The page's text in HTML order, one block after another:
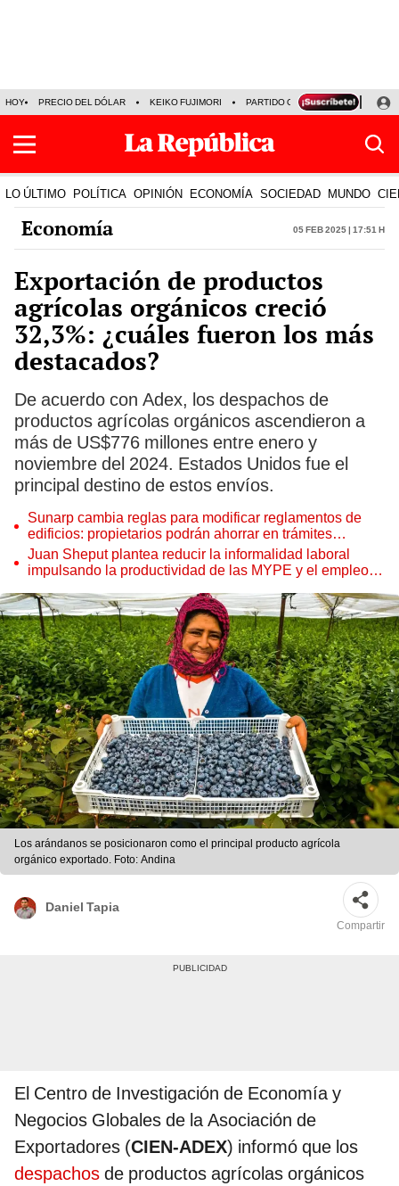
HOY PRECIO DEL DÓLAR KEIKO FUJIMORI PARTIDO OBRAS ARMONÍA 10
LO ÚLTIMO POLÍTICA OPINIÓN ECONOMÍA SOCIEDAD MUNDO
Economía 05 Feb 2025 | 17:51 h
Exportación de productos
agrícolas orgánicos creció
32,3%: ¿cuáles fueron los más
destacados?
De acuerdo con Adex, los despachos de
productos agrícolas orgánicos ascendieron a
más de US$776 millones entre enero y
noviembre del 2024. Estados Unidos fue el
principal destino de estos envíos.
Sunarp cambia reglas para modificar reglamentos de
edificios: propietarios podrán ahorrar en trámites
notariales
Juan Sheput plantea reducir la informalidad laboral
impulsando la productividad de las MYPE y el empleo
Los arándanos se posicionaron como el principal producto agrícola
orgánico exportado. Foto: Andina
Daniel Tapia
Compartir
El Centro de Investigación de Economía y
Negocios Globales de la Asociación de
Exportadores (CIEN-ADEX) informó que los
despachos de productos agrícolas orgánicos